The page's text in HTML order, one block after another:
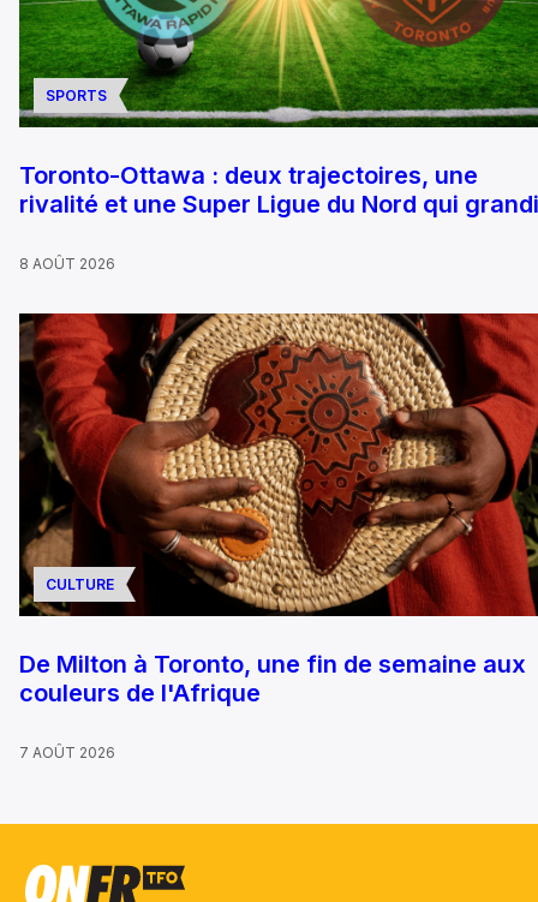
SPORTS
Toronto-Ottawa : deux trajectoires, une
rivalité et une Super Ligue du Nord qui
8 AOÛT 2026
CULTURE
De Milton à Toronto, une fin de semaine aux
couleurs de l'Afrique
7 AOÛT 2026